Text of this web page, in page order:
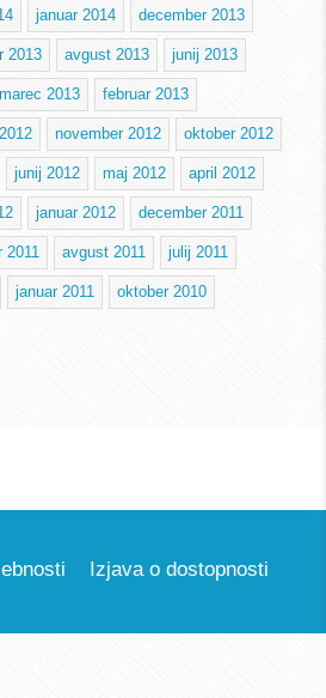
januar 2014 december 2013
2013 avgust 2013 junij 2013
marec 2013 februar 2013
november 2012 oktober 2012
junij 2012 maj 2012 april 2012
januar 2012 december 2011
2011 avgust 2011 julij 2011
januar 2011 oktober 2010
Izjava o dostopnosti